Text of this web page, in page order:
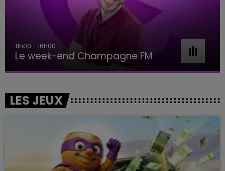
16h00 - 20h00
Le Week-end Champagne FM
LES JEUX